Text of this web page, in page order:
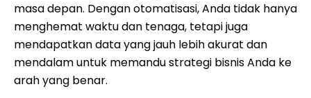
masa depan. Dengan otomatisasi, Anda tidak hanya
menghemat waktu dan tenaga, tetapi juga
mendapatkan data yang jauh lebih akurat dan
mendalam untuk memandu strategi bisnis Anda ke
arah yang benar.